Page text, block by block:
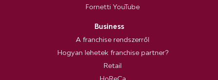
Fornetti YouTube
Business
A franchise rendszerről
Hogyan lehetek franchise partner?
Retail